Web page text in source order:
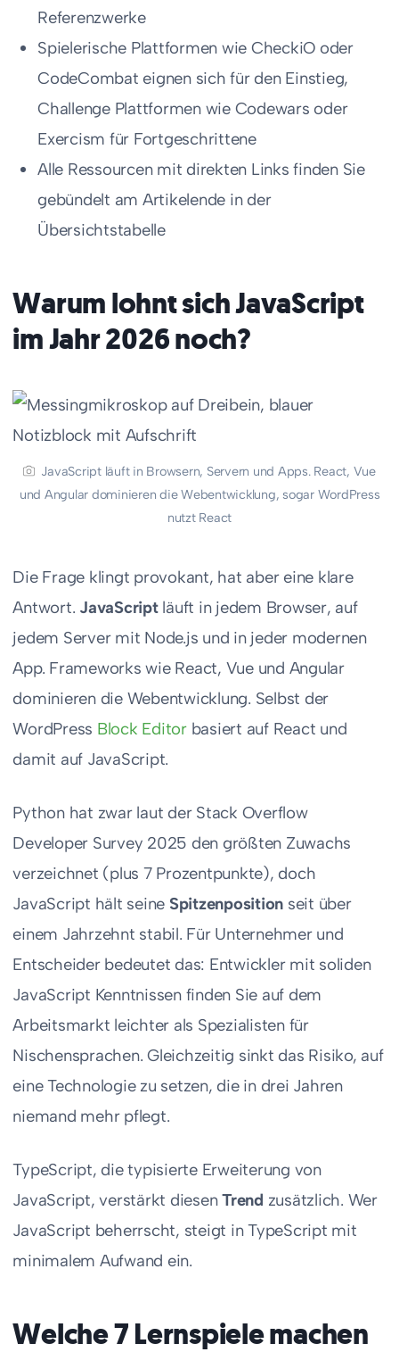
Referenzwerke
Spielerische Plattformen wie CheckiO oder
CodeCombat eignen sich für den Einstieg,
Challenge Plattformen wie Codewars oder
Exercism für Fortgeschrittene
Alle Ressourcen mit direkten Links finden Sie
gebündelt am Artikelende in der
Übersichtstabelle
Warum lohnt sich JavaScript
im Jahr 2026 noch?
JavaScript läuft in Browsern, Servern und Apps. React, Vue
und Angular dominieren die Webentwicklung, sogar WordPress
nutzt React
Die Frage klingt provokant, hat aber eine klare
Antwort. JavaScriptläuft in jedem Browser, auf
jedem Server mit Node.js und in jeder modernen
App. Frameworks wie React, Vue und Angular
dominieren die Webentwicklung. Selbst der
WordPress Block Editorbasiert auf React und
damit auf JavaScript.
Python hat zwar laut der Stack Overflow
Developer Survey 2025 den größten Zuwachs
verzeichnet (plus 7 Prozentpunkte), doch
JavaScript hält seine Spitzenposition seit über
einem Jahrzehnt stabil. Für Unternehmer und
Entscheider bedeutet das: Entwickler mit soliden
JavaScript Kenntnissen finden Sie auf dem
Arbeitsmarkt leichter als Spezialisten für
Nischensprachen. Gleichzeitig sinkt das Risiko, auf
eine Technologie zu setzen, die in drei Jahren
niemand mehr pflegt.
TypeScript, die typisierte Erweiterung von
JavaScript, verstärkt diesenTrend zusätzlich. Wer
JavaScript beherrscht, steigt in TypeScript mit
minimalem Aufwand ein.
Welche 7 Lernspiele machen